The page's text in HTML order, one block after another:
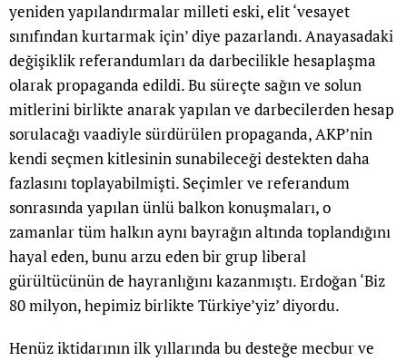
yeniden yapılandırmalar milleti eski, elit ‘vesayet
sınıfından kurtarmak için’ diye pazarlandı. Anayasadaki
değişiklik referandumları da darbecilikle hesaplaşma
olarak propaganda edildi. Bu süreçte sağın ve solun
mitlerini birlikte anarak yapılan ve darbecilerden hesap
sorulacağı vaadiyle sürdürülen propaganda, AKP’nin
kendi seçmen kitlesinin sunabileceği destekten daha
fazlasını toplayabilmişti. Seçimler ve referandum
sonrasında yapılan ünlü balkon konuşmaları, o
zamanlar tüm halkın aynı bayrağın altında toplandığını
hayal eden, bunu arzu eden bir grup liberal
gürültücünün de hayranlığını kazanmıştı. Erdoğan ‘Biz
80 milyon, hepimiz birlikte Türkiye’yiz’ diyordu.
Henüz iktidarının ilk yıllarında bu desteğe mecbur ve